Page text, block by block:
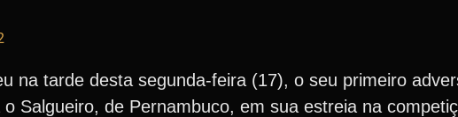
na tarde desta segunda-feira (17), o seu primeiro
Salgueiro, de Pernambuco, em sua estreia na